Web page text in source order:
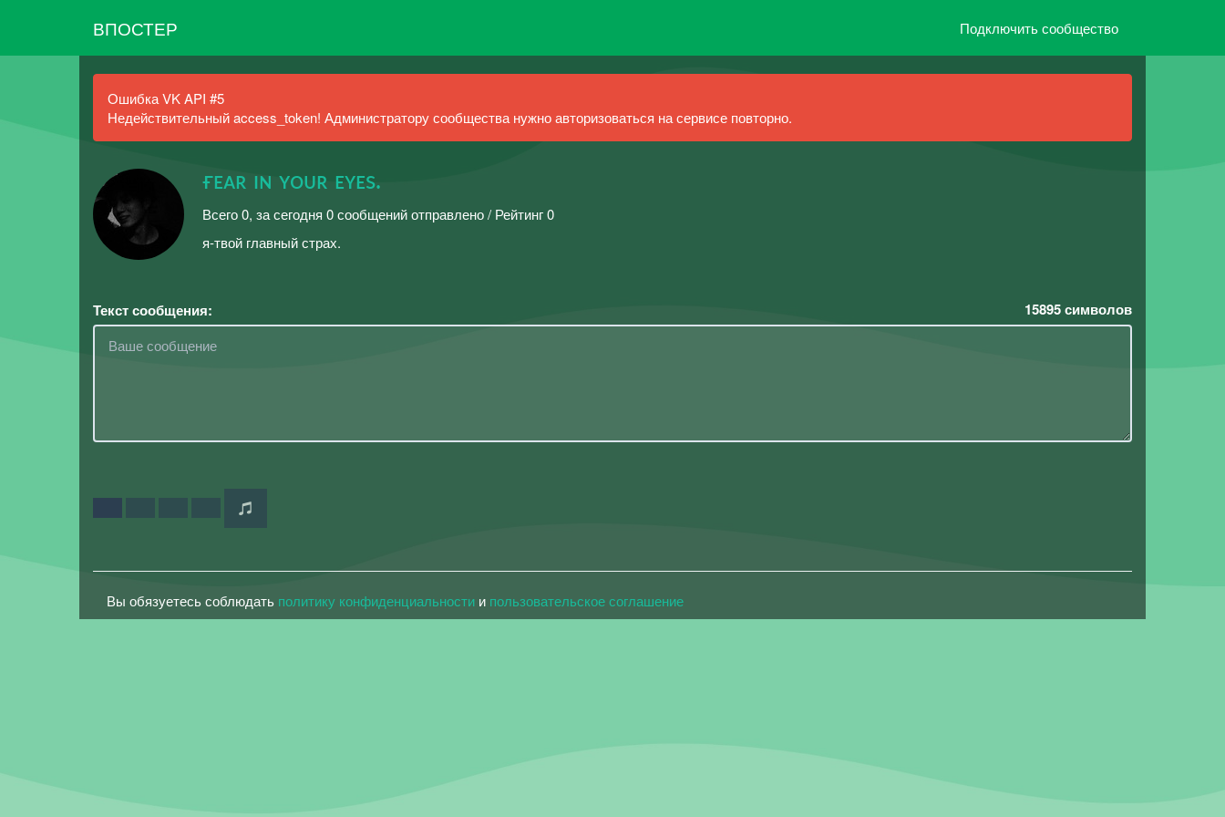
ВПОСТЕР Подключить сообщество
Ошибка VK API #5
Недействительный access_token! Администратору сообщества нужно авторизоваться на сервисе повторно.
ғᴇᴀʀ ɪɴ ʏᴏᴜʀ ᴇʏᴇs.
Всего 0, за сегодня 0 сообщений отправлено / Рейтинг 0
я-твой главный страх.
Текст сообщения: 15895символов
Вы обязуетесь соблюдать политику конфиденциальности и пользовательское соглашение